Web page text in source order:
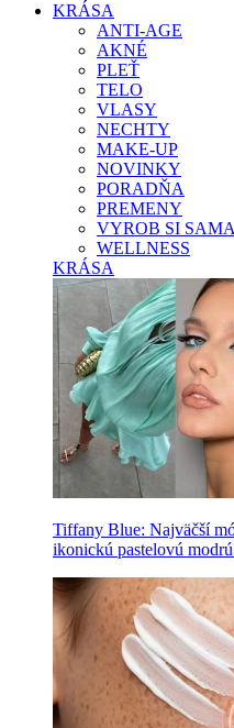
KRÁSA
ANTI-AGE
AKNÉ
PLEŤ
TELO
VLASY
NECHTY
MAKE-UP
NOVINKY
PORADŇA
PREMENY
VYROB SI SAMA
WELLNESS
KRÁSA
Tiffany Blue: Najväčší
ikonickú pastelovú